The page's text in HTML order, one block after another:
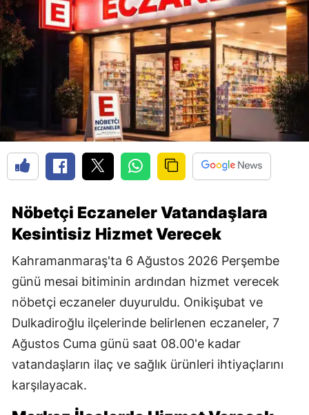
Nöbetçi Eczaneler Vatandaşlara
Kesintisiz Hizmet Verecek
Kahramanmaraş'ta 6 Ağustos 2026 Perşembe
günü mesai bitiminin ardından hizmet verecek
nöbetçi eczaneler duyuruldu. Onikişubat ve
Dulkadiroğlu ilçelerinde belirlenen eczaneler, 7
Ağustos Cuma günü saat 08.00'e kadar
vatandaşların ilaç ve sağlık ürünleri ihtiyaçlarını
karşılayacak.